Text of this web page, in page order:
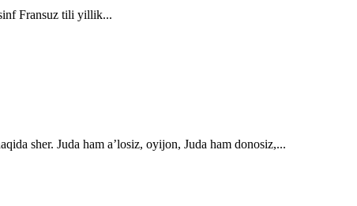
Fransuz tili yillik...
sher. Juda ham a’losiz, oyijon, Juda ham donosiz,...